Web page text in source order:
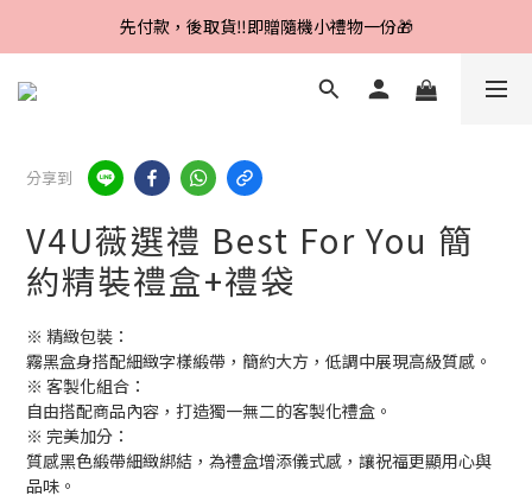
Line好友招募中，首購、回購皆贈100元
先付款，後取貨‼️即贈隨機小禮物一份🎁
分享到
V4U薇選禮 Best For You 簡
約精裝禮盒+禮袋
※ 精緻包裝：
霧黑盒身搭配細緻字樣緞帶，簡約大方，低調中展現高級質感。
※ 客製化組合：
自由搭配商品內容，打造獨一無二的客製化禮盒。
※ 完美加分：
質感黑色緞帶細緻綁結，為禮盒增添儀式感，讓祝福更顯用心與
品味。